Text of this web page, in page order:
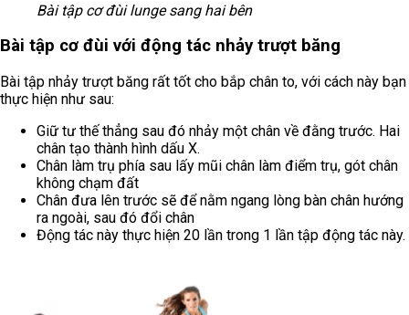
Bài tập cơ đùi lunge sang hai bên
Bài tập cơ đùi với động tác nhảy trượt băng
Bài tập nhảy trượt băng rất tốt cho bắp chân to, với cách này bạn
thực hiện như sau:
Giữ tư thế thẳng sau đó nhảy một chân về đằng trước. Hai
chân tạo thành hình dấu X.
Chân làm trụ phía sau lấy mũi chân làm điểm trụ, gót chân
không chạm đất
Chân đưa lên trước sẽ để nằm ngang lòng bàn chân hướng
ra ngoài, sau đó đổi chân
Động tác này thực hiện 20 lần trong 1 lần tập động tác này.